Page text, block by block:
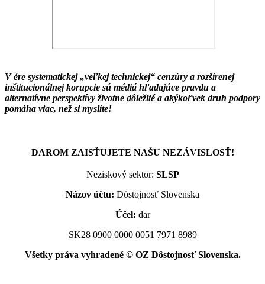
V ére systematickej „veľkej technickej“ cenzúry a rozšírenej
inštitucionálnej korupcie sú médiá hľadajúce pravdu a
alternatívne perspektívy životne dôležité a akýkoľvek druh podpory
pomáha viac, než si myslíte!
DAROM ZAISŤUJETE NAŠU NEZÁVISLOSŤ!
Neziskový sektor: SLSP
Názov účtu: Dôstojnosť Slovenska
Účel: dar
SK28 0900 0000 0051 7971 8989
Všetky práva vyhradené © OZ Dôstojnosť Slovenska.